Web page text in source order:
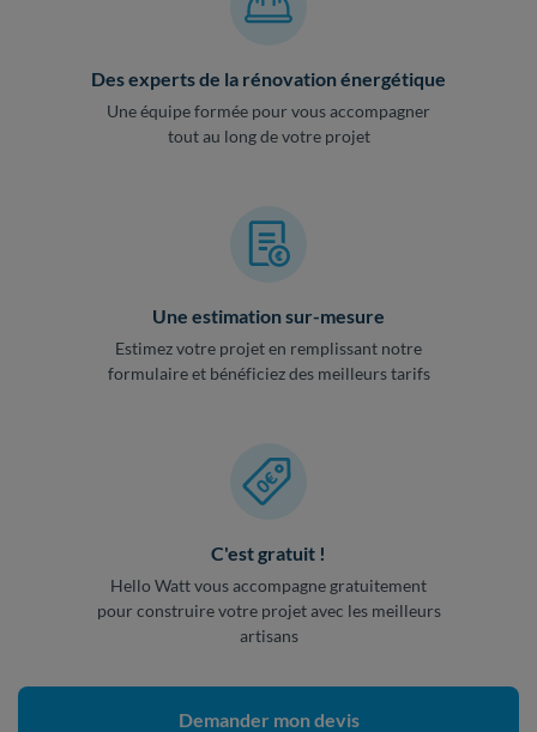
Des experts de la rénovation énergétique
Une équipe formée pour vous accompagner
tout au long de votre projet
Une estimation sur-mesure
Estimez votre projet en remplissant notre
formulaire et bénéficiez des meilleurs tarifs
C'est gratuit !
Hello Watt vous accompagne gratuitement
pour construire votre projet avec les meilleurs
artisans
Demander mon devis